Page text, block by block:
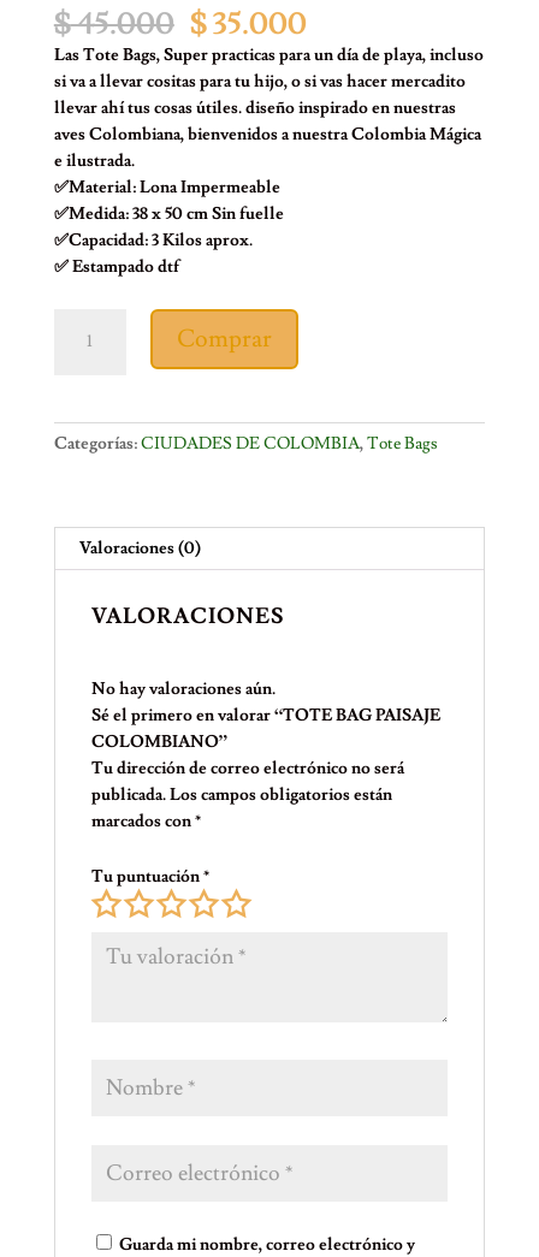
$45.000 El
precio
original
era:
$ 45.000.
$35.000El
precio
actual
es:
$ 35.000.
Las Tote Bags, Super practicas para un día de playa, incluso
si va a llevar cositas para tu hijo, o si vas hacer mercadito
llevar ahí tus cosas útiles. diseño inspirado en nuestras
aves Colombiana, bienvenidos a nuestra Colombia Mágica
e ilustrada.
✅Material: Lona Impermeable
✅Medida: 38 x 50 cm Sin fuelle
✅Capacidad: 3 Kilos aprox.
✅ Estampado dtf
BAG
cantidad
Comprar
Categorías:CIUDADES DE COLOMBIA,Tote Bags
Valoraciones (0)
VALORACIONES
No hay valoraciones aún.
Sé el primero en valorar “TOTE BAG PAISAJE
COLOMBIANO”
Tu dirección de correo electrónico no será
publicada.Los campos obligatorios están
marcados con*
Tu puntuación*
Guarda mi nombre, correo electrónico y